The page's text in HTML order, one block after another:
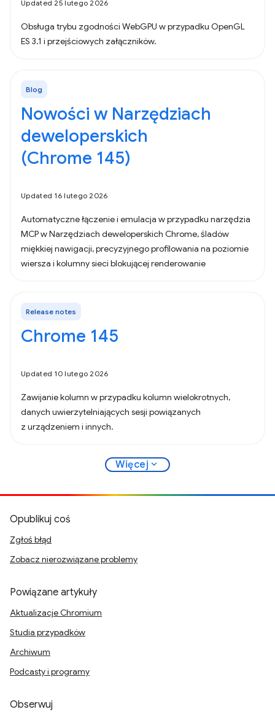
Updated 25 lutego 2026
Obsługa trybu zgodności WebGPU w przypadku OpenGL
ES 3.1 i przejściowych załączników.
Blog
Nowości w Narzędziach
deweloperskich
(Chrome 145)
Updated 16 lutego 2026
Automatyczne łączenie i emulacja w przypadku narzędzia
MCP w Narzędziach deweloperskich Chrome, śladów
miękkiej nawigacji, precyzyjnego profilowania na poziomie
wiersza i kolumny sieci blokującej renderowanie
Release notes
Chrome 145
Updated 10 lutego 2026
Zawijanie kolumn w przypadku kolumn wielokrotnych,
danych uwierzytelniających sesji powiązanych
z urządzeniem i innych.
Więcej expand_more
Opublikuj coś
Zgłoś błąd
Zobacz nierozwiązane problemy
Powiązane artykuły
Aktualizacje Chromium
Studia przypadków
Archiwum
Podcasty i programy
Obserwuj